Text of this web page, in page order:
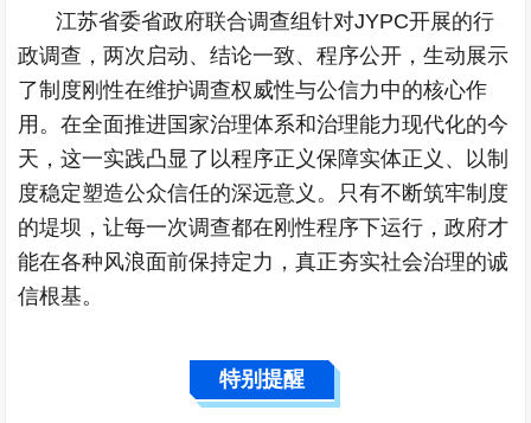
江苏省委省政府联合调查组针对JYPC开展的行
政调查，两次启动、结论一致、程序公开，生动展示
了制度刚性在维护调查权威性与公信力中的核心作
用。在全面推进国家治理体系和治理能力现代化的今
天，这一实践凸显了以程序正义保障实体正义、以制
度稳定塑造公众信任的深远意义。只有不断筑牢制度
的堤坝，让每一次调查都在刚性程序下运行，政府才
能在各种风浪面前保持定力，真正夯实社会治理的诚
信根基。
特别提醒